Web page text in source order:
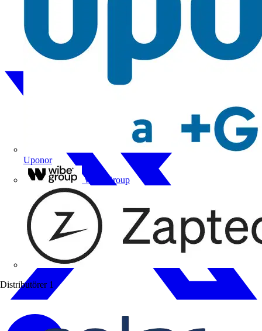
Uponor
Wibe Group
Distributörer 1